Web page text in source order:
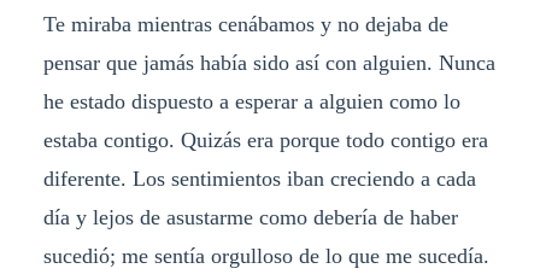
Te miraba mientras cenábamos y no dejaba de
pensar que jamás había sido así con alguien. Nunca
he estado dispuesto a esperar a alguien como lo
estaba contigo. Quizás era porque todo contigo era
diferente. Los sentimientos iban creciendo a cada
día y lejos de asustarme como debería de haber
sucedió; me sentía orgulloso de lo que me sucedía.